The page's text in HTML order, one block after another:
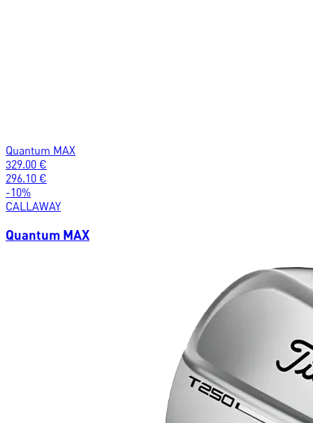
Quantum MAX
329.00 €
296.10 €
-10%
CALLAWAY
Quantum MAX